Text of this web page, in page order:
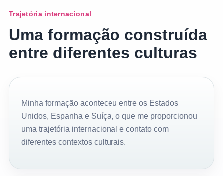
Trajetória internacional
Uma formação construída
entre diferentes culturas
Minha formação aconteceu entre os Estados
Unidos, Espanha e Suíça, o que me proporcionou
uma trajetória internacional e contato com
diferentes contextos culturais.